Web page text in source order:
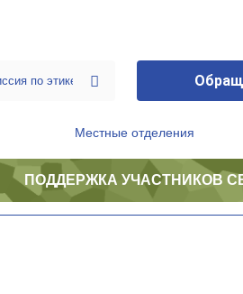
Местные отделения
ПОДДЕРЖКА УЧАСТНИКОВ